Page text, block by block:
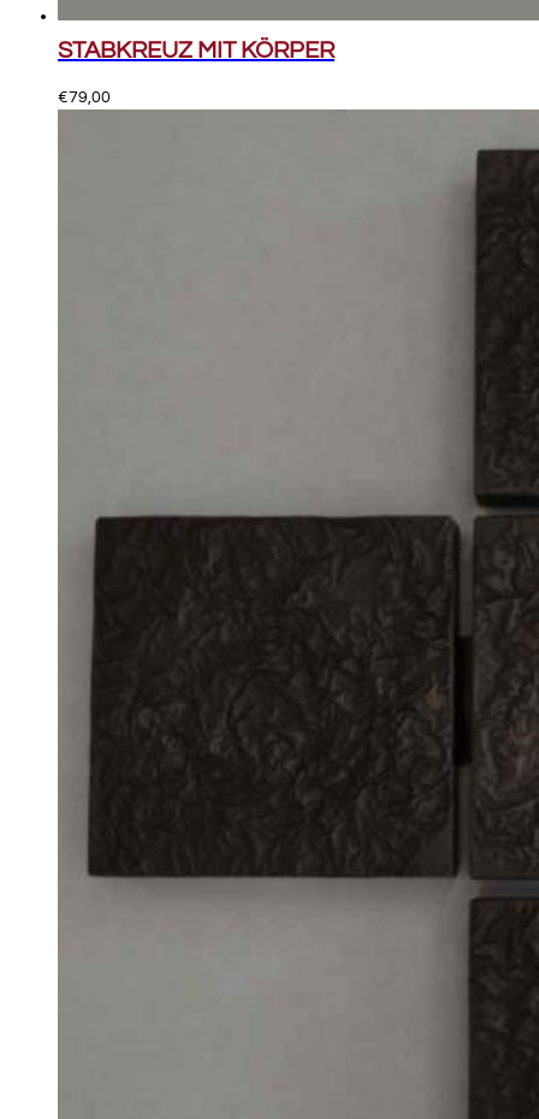
STABKREUZ MIT KÖRPER
€79,00